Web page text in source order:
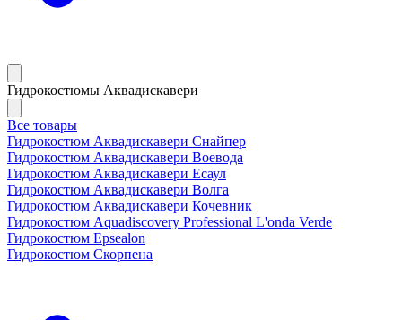
Гидрокостюмы Аквадискавери
Все товары
Гидрокостюм Аквадискавери Снайпер
Гидрокостюм Аквадискавери Воевода
Гидрокостюм Аквадискавери Есаул
Гидрокостюм Аквадискавери Волга
Гидрокостюм Аквадискавери Кочевник
Гидрокостюм Aquadiscovery Professional L'onda Verde
Гидрокостюм Epsealon
Гидрокостюм Скорпена